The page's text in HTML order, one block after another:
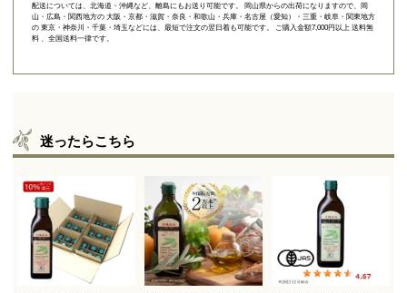
配送については、北海道・沖縄など、離島にもお送り可能です。 岡山県からの出荷になりますので、岡
山・広島・関西地方の 大阪・京都・滋賀・奈良・和歌山・兵庫・名古屋（愛知）・三重・岐阜・関東地方
の 東京・神奈川・千葉・埼玉などには、最短で注文の翌日着も可能です。 ご購入金額7,000円以上 送料無
料 、全国送料一律です。
迷ったらこちら